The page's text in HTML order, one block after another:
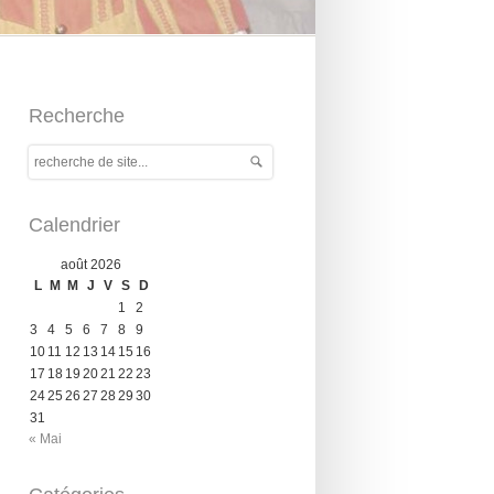
Recherche
Calendrier
août 2026
L M M J V S D
1
2
3
4 5 6 7 8
9
10 11 12 13 14 15 16
17 18 19 2021 22 23
2425 26 27 2829 30
31
« Mai